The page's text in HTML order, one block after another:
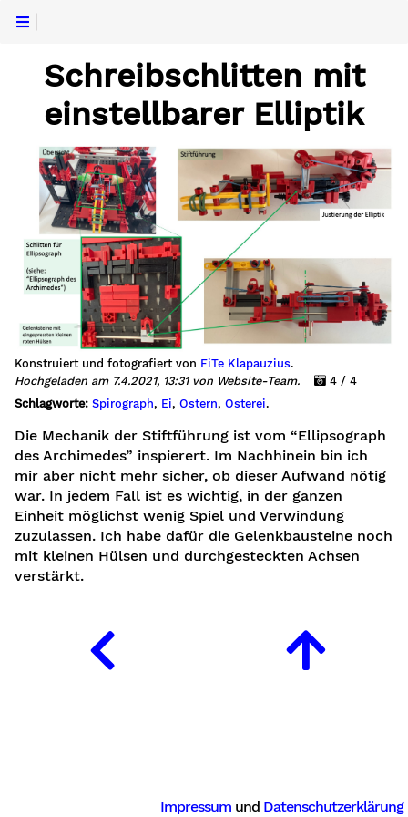
Schreibschlitten mit
einstellbarer Elliptik
Konstruiert und fotografiert von FiTe Klapauzius.
Hochgeladen am 7.4.2021, 13:31 von Website-Team.
4 / 4
Schlagworte: Spirograph, Ei, Ostern, Osterei.
Die Mechanik der Stiftführung ist vom “Ellipsograph
des Archimedes” inspierert. Im Nachhinein bin ich
mir aber nicht mehr sicher, ob dieser Aufwand nötig
war. In jedem Fall ist es wichtig, in der ganzen
Einheit möglichst wenig Spiel und Verwindung
zuzulassen. Ich habe dafür die Gelenkbausteine noch
mit kleinen Hülsen und durchgesteckten Achsen
verstärkt.
Impressum und Datenschutzerklärung